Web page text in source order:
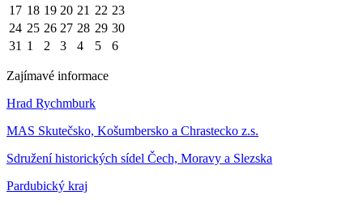
17 18 19 20 21 22 23
24 25 26 27 28 29 30
31 1 2 3 4 5 6
Zajímavé informace
Hrad Rychmburk
MAS Skutečsko, Košumbersko a Chrastecko z.s.
Sdružení historických sídel Čech, Moravy a Slezska
Pardubický kraj